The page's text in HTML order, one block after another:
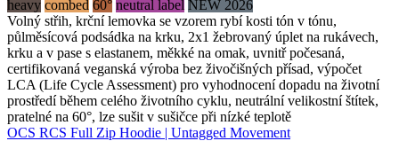
heavy combed 60° neutral label NEW 2026
Volný střih, krční lemovka se vzorem rybí kosti tón v tónu,
půlměsícová podsádka na krku, 2x1 žebrovaný úplet na rukávech,
krku a v pase s elastanem, měkké na omak, uvnitř počesaná,
certifikovaná veganská výroba bez živočišných přísad, výpočet
LCA (Life Cycle Assessment) pro vyhodnocení dopadu na životní
prostředí během celého životního cyklu, neutrální velikostní štítek,
pratelné na 60°, lze sušit v sušičce při nízké teplotě
OCS RCS Full Zip Hoodie | Untagged Movement